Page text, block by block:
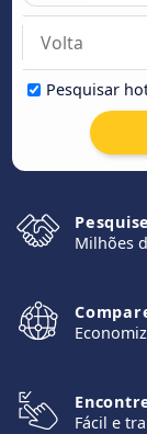
Pesquisar
Milhões
Fácil e